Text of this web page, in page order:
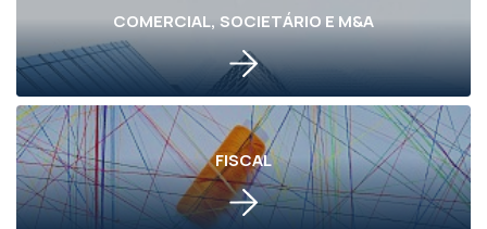
COMERCIAL, SOCIETÁRIO E M&A
FISCAL